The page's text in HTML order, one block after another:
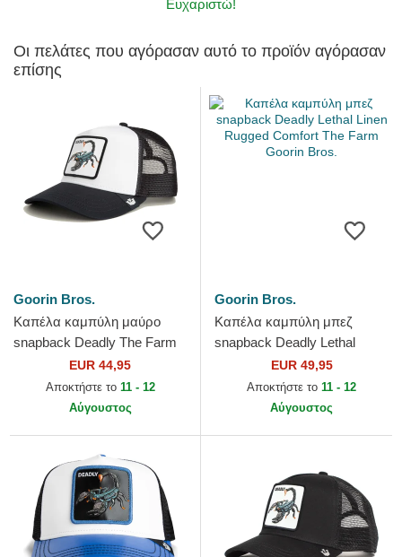
Ευχαριστώ!
Οι πελάτες που αγόρασαν αυτό το προϊόν αγόρασαν
επίσης
Goorin Bros.
Καπέλα καμπύλη μαύρο
snapback Deadly The Farm
Goorin Bros.EUR 44,95
Αποκτήστε το 11 - 12
Αύγουστος
Goorin Bros.
Καπέλα καμπύλη μπεζ
snapback Deadly Lethal
Linen Rugged Comfort The
Farm Goorin Bros.
EUR 49,95
Αποκτήστε το 11 - 12
Αύγουστος